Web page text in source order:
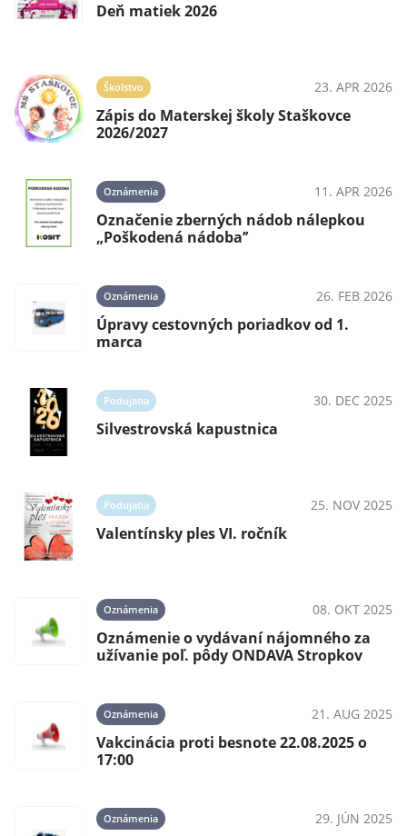
Deň matiek 2026
Školstvo 23. APR 2026
Zápis do Materskej školy Staškovce
2026/2027
Oznámenia 11. APR 2026
Označenie zberných nádob nálepkou
„Poškodená nádoba’’
Oznámenia 26. FEB 2026
Úpravy cestovných poriadkov od 1.
marca
Podujatia 30. DEC 2025
Silvestrovská kapustnica
Podujatia 25. NOV 2025
Valentínsky ples VI. ročník
Oznámenia 08. OKT 2025
Oznámenie o vydávaní nájomného za
užívanie poľ. pôdy ONDAVA Stropkov
Oznámenia 21. AUG 2025
Vakcinácia proti besnote 22.08.2025 o
17:00
Oznámenia 29. JÚN 2025